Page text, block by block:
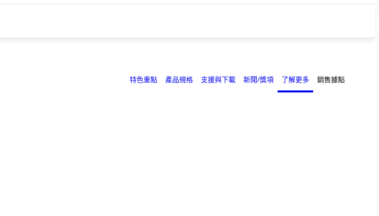
特色重點 產品規格 支援與下載 新聞/獎項 了解更多 銷售據點